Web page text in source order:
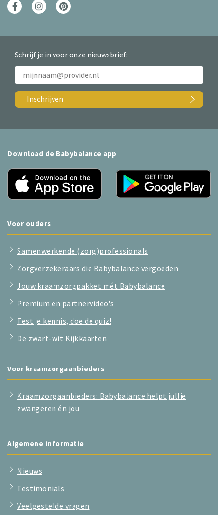
Schrijf je in voor onze nieuwsbrief:
Inschrijven
Download de Babybalance app
Voor ouders
Samenwerkende (zorg)professionals
Zorgverzekeraars die Babybalance vergoeden
Jouw kraamzorgpakket mét Babybalance
Premium en partnervideo's
Test je kennis, doe de quiz!
De zwart-wit Kijkkaarten
Voor kraamzorgaanbieders
Kraamzorgaanbieders: Babybalance helpt jullie
zwangeren én jou
Algemene informatie
Nieuws
Testimonials
Veelgestelde vragen